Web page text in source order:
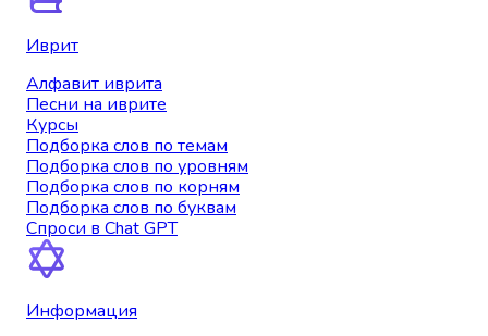
Иврит
Алфавит иврита
Песни на иврите
Курсы
Подборка слов по темам
Подборка слов по уровням
Подборка слов по корням
Подборка слов по буквам
Спроси в Chat GPT
Информация